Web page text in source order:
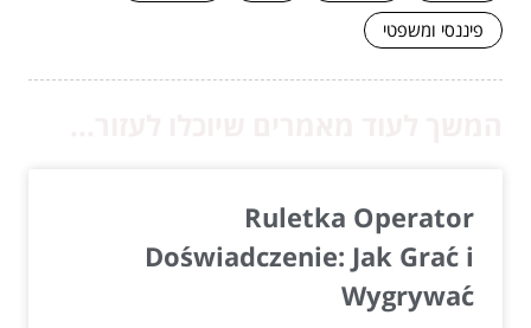
פיננסי ומשפטי
Ruletka Operator
Doświadczenie: Jak Grać i
Wygrywać